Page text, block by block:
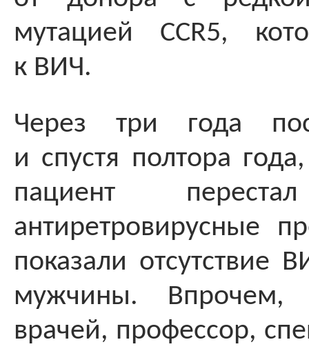
мутацией CCR5,
к ВИЧ.
Через три года
и спустя полтора
пациент
антиретровирусные
показали отсутствие
мужчины.
врачей, профессор,